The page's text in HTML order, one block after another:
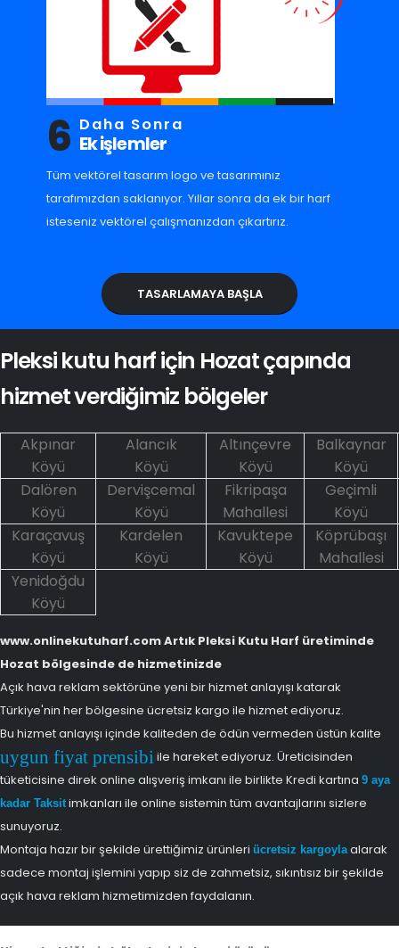
6 Daha Sonra
Ek işlemler
Tüm vektörel tasarım logo ve tasarımınız
tarafımızdan saklanıyor. Yıllar sonra da ek bir harf
isteseniz vektörel çalışmanızdan çıkartırız.
TASARLAMAYA BAŞLA
Pleksi kutu harf için Hozat çapında
hizmet verdiğimiz bölgeler
Akpınar
Köyü
Alancık
Köyü
Altınçevre
Köyü
Balkaynar
Köyü
Dalören
Köyü
Dervişcemal
Köyü
Fikripaşa
Mahallesi
Geçimli
Köyü
Karaçavuş
Köyü
Kardelen
Köyü
Kavuktepe
Köyü
Köprübaşı
Mahallesi
Yenidoğdu
Köyü
www.onlinekutuharf.com Artık Pleksi Kutu Harf üretiminde
Hozat bölgesinde de hizmetinizde
Açık hava reklam sektörüne yeni bir hizmet anlayışı katarak
Türkiye'nin her bölgesine ücretsiz kargo ile hizmet ediyoruz.
Bu hizmet anlayışı içinde kaliteden de ödün vermeden üstün kalite
uygun fiyat prensibi ile hareket ediyoruz. Üreticisinden
tüketicisine direk online alışveriş imkanı ile birlikte Kredi kartına 9 aya
kadar Taksitimkanları ile online sistemin tüm avantajlarını sizlere
sunuyoruz.
Montaja hazır bir şekilde ürettiğimiz ürünleri ücretsiz kargoylaalarak
sadece montaj işlemini yapıp siz de zahmetsiz, sıkıntısız bir şekilde
açık hava reklam hizmetimizden faydalanın.